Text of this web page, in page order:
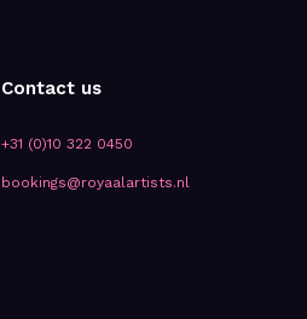
Contact us
+31 (0)10 322 0450
bookings@royaalartists.nl